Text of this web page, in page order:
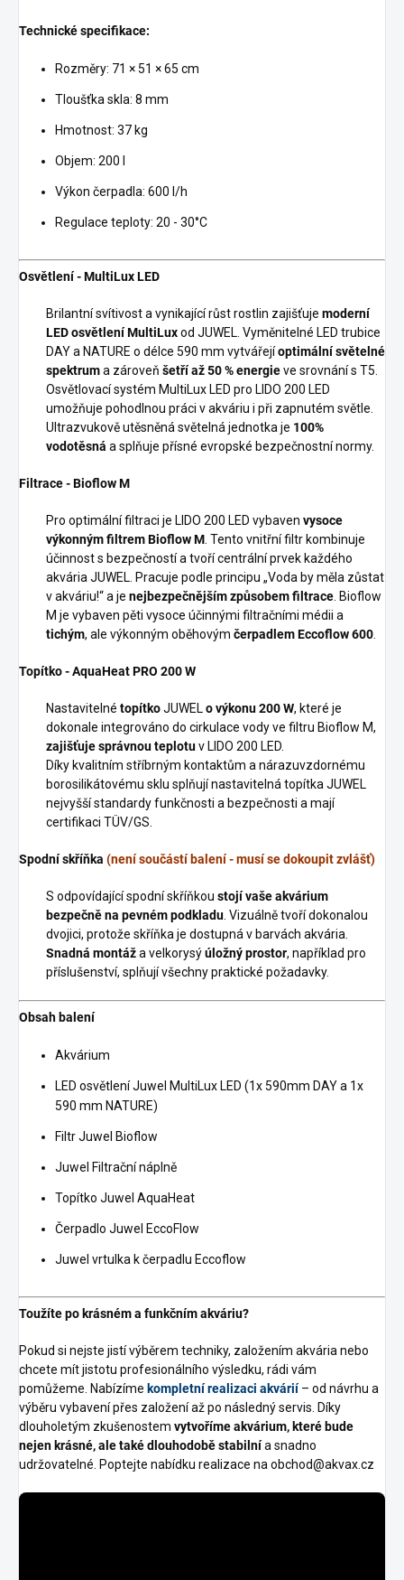
Technické specifikace:
Rozměry: 71 × 51 × 65 cm
Tloušťka skla: 8 mm
Hmotnost: 37 kg
Objem: 200 l
Výkon čerpadla: 600 l/h
Regulace teploty: 20 - 30°C
Osvětlení - MultiLux LED
Brilantní svítivost a vynikající růst rostlin zajišťuje moderní
LED osvětlení MultiLuxod JUWEL. Vyměnitelné LED trubice
DAY a NATURE o délce 590 mm vytvářejíoptimální světelné
spektruma zároveň šetří až 50 % energieve srovnání s T5.
Osvětlovací systém MultiLux LED pro LIDO 200 LED
umožňuje pohodlnou práci v akváriu i při zapnutém světle.
Ultrazvukově utěsněná světelná jednotka je 100%
vodotěsná a splňuje přísné evropské bezpečnostní normy.
Filtrace - Bioflow M
Pro optimální filtraci je LIDO 200 LED vybaven vysoce
výkonným filtrem Bioflow M . Tento vnitřní filtr kombinuje
účinnost s bezpečností a tvoří centrální prvek každého
akvária JUWEL. Pracuje podle principu „Voda by měla zůstat
v akváriu!“ a je nejbezpečnějším způsobem filtrace . Bioflow
M je vybaven pěti vysoce účinnými filtračními médii a
tichým, ale výkonným oběhovým čerpadlem Eccoflow 600
Topítko - AquaHeat PRO 200 W
Nastavitelné topítkoJUWEL o výkonu 200 W, které je
dokonale integrováno do cirkulace vody ve filtru Bioflow M,
zajišťuje správnou teplotuv LIDO 200 LED.
Díky kvalitním stříbrným kontaktům a nárazuvzdornému
borosilikátovému sklu splňují nastavitelná topítka JUWEL
nejvyšší standardy funkčnosti a bezpečnosti a mají
certifikaci TÜV/GS.
Spodní skříňka (není součástí balení - musí se dokoupit zvlášť)
S odpovídající spodní skříňkou stojí vaše akvárium
bezpečně na pevném podkladu . Vizuálně tvoří dokonalou
dvojici, protože skříňka je dostupná v barvách akvária.
Snadná montáža velkorysýúložný prostor, například pro
příslušenství, splňují všechny praktické požadavky.
Obsah balení
Akvárium
LED osvětlení Juwel MultiLux LED (1x 590mm DAY a 1x
590 mm NATURE)
Filtr Juwel Bioflow
Juwel Filtrační náplně
Topítko Juwel AquaHeat
Čerpadlo Juwel EccoFlow
Juwel vrtulka k čerpadlu Eccoflow
Toužíte po krásném a funkčním akváriu?
Pokud si nejste jistí výběrem techniky, založením akvária nebo
chcete mít jistotu profesionálního výsledku, rádi vám
pomůžeme. Nabízíme kompletní realizaci akvárií– od návrhu a
výběru vybavení přes založení až po následný servis. Díky
dlouholetým zkušenostem vytvoříme akvárium, které bude
nejen krásné, ale také dlouhodobě stabilnía snadno
udržovatelné. Poptejte nabídku realizace na obchod@akvax.cz